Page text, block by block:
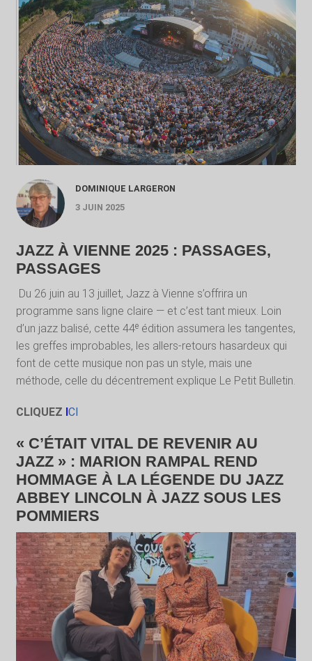
DOMINIQUE LARGERON
3 JUIN 2025
JAZZ À VIENNE 2025 : PASSAGES,
PASSAGES
Du 26 juin au 13 juillet, Jazz à Vienne s’offrira un
programme sans ligne claire — et c’est tant mieux. Loin
d’un jazz balisé, cette 44ᵉ édition assumera les tangentes,
les greffes improbables, les allers-retours hasardeux qui
font de cette musique non pas un style, mais une
méthode, celle du décentrement explique Le Petit Bulletin.
CLIQUEZ CI
« C’ÉTAIT VITAL DE REVENIR AU
JAZZ » : MARION RAMPAL REND
HOMMAGE À LA LÉGENDE DU JAZZ
ABBEY LINCOLN À JAZZ SOUS LES
POMMIERS